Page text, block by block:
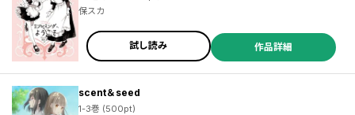
保スカ
試し読み 作品詳細
scent＆seed
1-3巻 (500pt)